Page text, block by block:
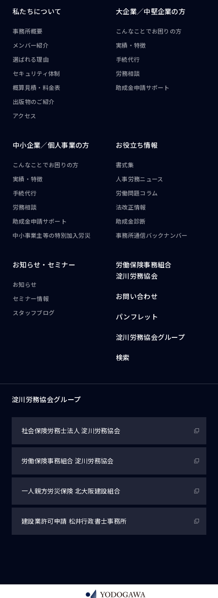
私たちについて
事務所概要
メンバー紹介
選ばれる理由
セキュリティ体制
概算見積・料金表
出版物のご紹介
アクセス
大企業／中堅企業の方
こんなことでお困りの方
実績・特徴
手続代行
労務相談
助成金申請サポート
中小企業／個人事業の方
こんなことでお困りの方
実績・特徴
手続代行
労務相談
助成金申請サポート
中小事業主等の特別加入労災
お役立ち情報
書式集
人事労務ニュース
労働問題コラム
法改正情報
助成金診断
事務所通信バックナンバー
お知らせ・ セミナー
お知らせ
セミナー情報
スタッフブログ
労働保険事務組合
淀川労務協会
お問い合わせ
パンフレット
淀川労務協会グループ
検索
淀川労務協会グループ
社会保険労務士法人淀川労務協会
労働保険事務組合 淀川労務協会
一人親方労災保険 北大阪建設組合
建設業許可申請 松井行政書士事務所